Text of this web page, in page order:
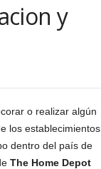
y
o realizar algún
los establecimientos
dentro del país de
The Home Depot